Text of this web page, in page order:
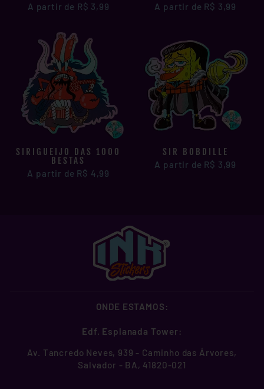
A partir de R$ 3,99 A partir de R$ 3,99
SIRIGUEIJO DAS 1000
BESTAS
A partir de R$ 4,99
SIR BOBDILLE
A partir de R$ 3,99
ONDE ESTAMOS:
Edf. Esplanada Tower:
Av. Tancredo Neves, 939 - Caminho das Árvores,
Salvador - BA, 41820-021